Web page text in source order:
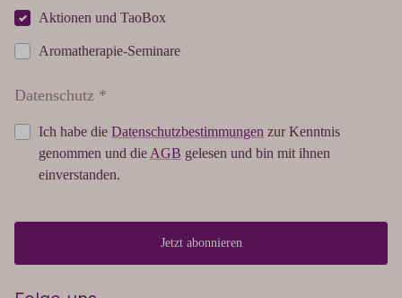
Aktionen und TaoBox
Aromatherapie-Seminare
Datenschutz *
Ich habe die Datenschutzbestimmungen zur Kenntnis
genommen und die AGB gelesen und bin mit ihnen
einverstanden.
Jetzt abonnieren